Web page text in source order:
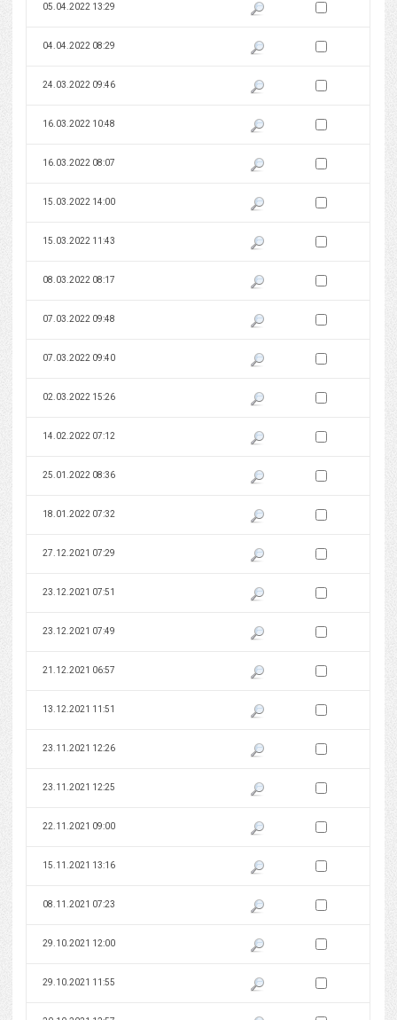
05.04.2022 13:29 Pokaż podgląd wersji z dnia
Zaznacz wersję do
04.04.2022 08:29 Pokaż podgląd wersji z dnia
Zaznacz wersję do
24.03.2022 09:46 Pokaż podgląd wersji z dnia
Zaznacz wersję do
16.03.2022 10:48 Pokaż podgląd wersji z dnia
Zaznacz wersję do
16.03.2022 08:07 Pokaż podgląd wersji z dnia
Zaznacz wersję do
15.03.2022 14:00 Pokaż podgląd wersji z dnia
Zaznacz wersję do
15.03.2022 11:43 Pokaż podgląd wersji z dnia
Zaznacz wersję do
08.03.2022 08:17 Pokaż podgląd wersji z dnia
Zaznacz wersję do
07.03.2022 09:48 Pokaż podgląd wersji z dnia
Zaznacz wersję do
07.03.2022 09:40 Pokaż podgląd wersji z dnia
Zaznacz wersję do
02.03.2022 15:26 Pokaż podgląd wersji z dnia
Zaznacz wersję do
14.02.2022 07:12 Pokaż podgląd wersji z dnia
Zaznacz wersję do
25.01.2022 08:36 Pokaż podgląd wersji z dnia
Zaznacz wersję do
18.01.2022 07:32 Pokaż podgląd wersji z dnia
Zaznacz wersję do
27.12.2021 07:29 Pokaż podgląd wersji z dnia
Zaznacz wersję do
23.12.2021 07:51 Pokaż podgląd wersji z dnia
Zaznacz wersję do
23.12.2021 07:49 Pokaż podgląd wersji z dnia
Zaznacz wersję do
21.12.2021 06:57 Pokaż podgląd wersji z dnia
Zaznacz wersję do
13.12.2021 11:51 Pokaż podgląd wersji z dnia
Zaznacz wersję do
23.11.2021 12:26 Pokaż podgląd wersji z dnia
Zaznacz wersję do
23.11.2021 12:25 Pokaż podgląd wersji z dnia
Zaznacz wersję do
22.11.2021 09:00 Pokaż podgląd wersji z dnia
Zaznacz wersję do
15.11.2021 13:16 Pokaż podgląd wersji z dnia
Zaznacz wersję do
08.11.2021 07:23 Pokaż podgląd wersji z dnia
Zaznacz wersję do
29.10.2021 12:00 Pokaż podgląd wersji z dnia
Zaznacz wersję do
29.10.2021 11:55 Pokaż podgląd wersji z dnia
Zaznacz wersję do